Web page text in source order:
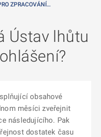
ZPRACOVÁNÍ…
Ústav lhůtu
obsahové
měsíci zveřejnit
následujícího. Pak
dostatek času